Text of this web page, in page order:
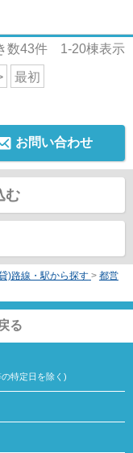
数43件 1-20棟表示
最初
お問い合わせ
む
)路線・駅から探す > 都営
る
特定日を除く)